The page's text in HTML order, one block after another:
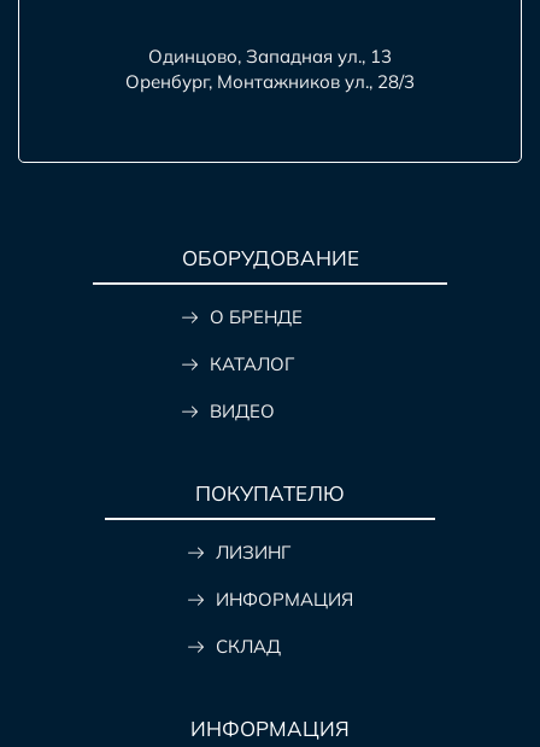
Одинцово, Западная ул., 13
Оренбург, Монтажников ул., 28/3
ОБОРУДОВАНИЕ
О БРЕНДЕ
КАТАЛОГ
ВИДЕО
ПОКУПАТЕЛЮ
ЛИЗИНГ
ИНФОРМАЦИЯ
СКЛАД
ИНФОРМАЦИЯ